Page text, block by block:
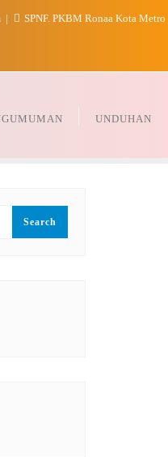
SPNF. PKBM Ronaa Kota Metro
UNDUHAN